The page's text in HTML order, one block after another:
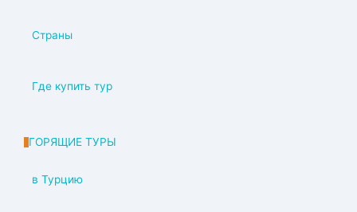
Страны
Где купить тур
ГОРЯЩИЕ ТУРЫ
в Турцию